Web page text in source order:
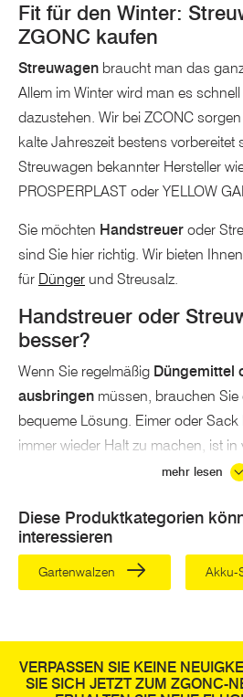
Fit für den Winter:
ZGONC kaufen
Streuwagen braucht man das
Allem im Winter wird man es
dazustehen. Wir bei ZCONC
kalte Jahreszeit bestens vorbereitet
Streuwagen bekannter Hersteller
PROSPERPLAST oder YELLOW
Sie möchten Handstreuer oder
sind Sie hier richtig. Wir bieten
für Dünger und Streusalz.
Handstreuer oder
besser?
Wenn Sie regelmäßig Düngemittel
ausbringen müssen, brauchen
bequeme Lösung. Eimer oder
immer wieder Halt zu machen, ist in
Handstreuer sind besonders
Flächen streuen
möchten.
bequem Streumaterial auf,
öffnen Sie sie an Ort und Stelle
Für große Flächen ist diese Lösung
mehr lesen
Diese Produktkategorien
interessieren
Gartenwalzen Akku-
VERPASSEN SIE KEINE
SIE SICH JETZT ZUM ZGONC-